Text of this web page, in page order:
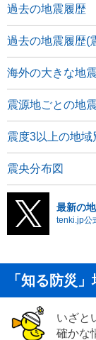
過去の地震履歴
過去の地震履歴(
海外の大きな地震
震源地ごとの地
震度3以上の地域
震央分布図
最新の
tenki.jp公
「知る防災
いざと
確かな